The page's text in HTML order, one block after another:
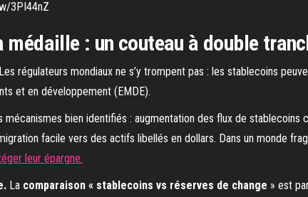
3PI44nZ
médaille : un couteau à double
régulateurs mondiaux ne s’y trompent pas : les stablecoins
et en développement (EMDE).
mécanismes bien identifiés : augmentation des flux de
facile vers des actifs libellés en dollars. Dans un monde
leur épargne.
La comparaison « stablecoins vs réserves de change » est